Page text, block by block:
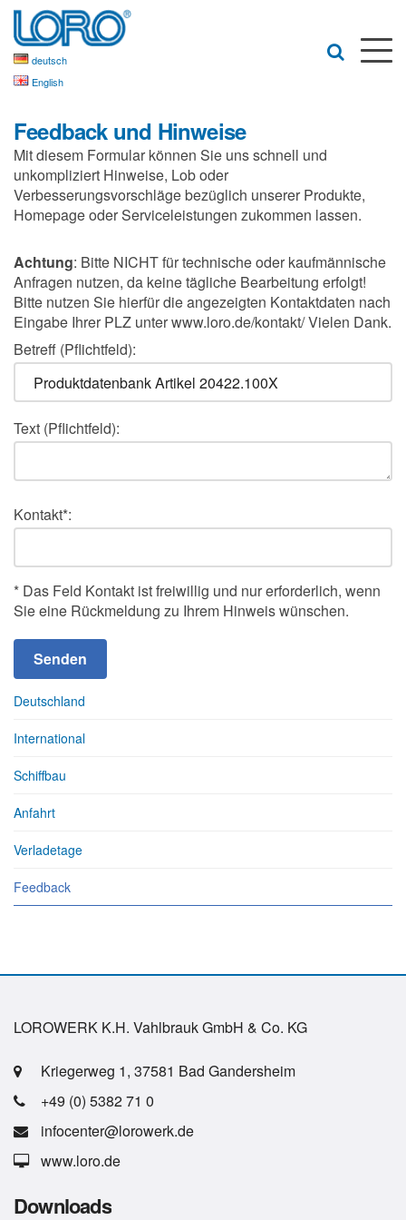
deutsch
English
Feedback und Hinweise
Mit diesem Formular können Sie uns schnell und
unkompliziert Hinweise, Lob oder
Verbesserungsvorschläge bezüglich unserer Produkte,
Homepage oder Serviceleistungen zukommen lassen.
Achtung: Bitte NICHT für technische oder kaufmännische
Anfragen nutzen, da keine tägliche Bearbeitung erfolgt!
Bitte nutzen Sie hierfür die angezeigten Kontaktdaten nach
Eingabe Ihrer PLZ unter www.loro.de/kontakt/ Vielen Dank.
Betreff (Pflichtfeld):
Text (Pflichtfeld):
Kontakt*:
* Das Feld Kontakt ist freiwillig und nur erforderlich, wenn
Sie eine Rückmeldung zu Ihrem Hinweis wünschen.
Deutschland
International
Schiffbau
Anfahrt
Verladetage
Feedback
LOROWERK K.H. Vahlbrauk GmbH & Co. KG
Kriegerweg 1, 37581 Bad Gandersheim
+49 (0) 5382 71 0
infocenter@lorowerk.de
www.loro.de
Downloads